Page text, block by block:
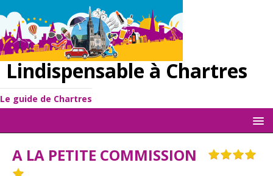
Lindispensable à Chartres
Le guide de Chartres
A LA PETITE COMMISSION